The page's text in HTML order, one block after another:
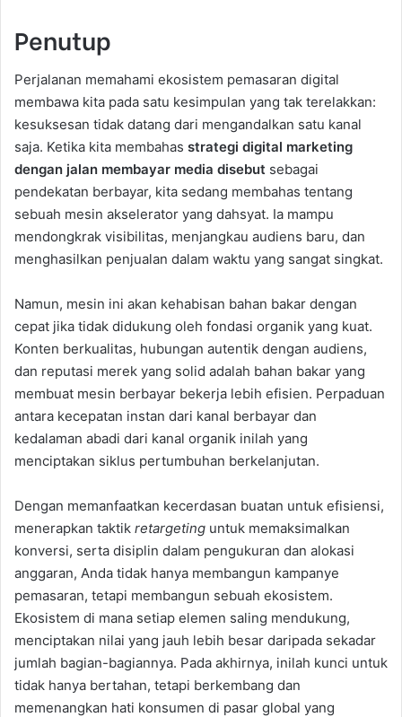
Penutup
Perjalanan memahami ekosistem pemasaran digital
membawa kita pada satu kesimpulan yang tak terelakkan:
kesuksesan tidak datang dari mengandalkan satu kanal
saja. Ketika kita membahas strategi digital marketing
dengan jalan membayar media disebut sebagai
pendekatan berbayar, kita sedang membahas tentang
sebuah mesin akselerator yang dahsyat. Ia mampu
mendongkrak visibilitas, menjangkau audiens baru, dan
menghasilkan penjualan dalam waktu yang sangat singkat.
Namun, mesin ini akan kehabisan bahan bakar dengan
cepat jika tidak didukung oleh fondasi organik yang kuat.
Konten berkualitas, hubungan autentik dengan audiens,
dan reputasi merek yang solid adalah bahan bakar yang
membuat mesin berbayar bekerja lebih efisien. Perpaduan
antara kecepatan instan dari kanal berbayar dan
kedalaman abadi dari kanal organik inilah yang
menciptakan siklus pertumbuhan berkelanjutan.
Dengan memanfaatkan kecerdasan buatan untuk efisiensi,
menerapkan taktik retargeting untuk memaksimalkan
konversi, serta disiplin dalam pengukuran dan alokasi
anggaran, Anda tidak hanya membangun kampanye
pemasaran, tetapi membangun sebuah ekosistem.
Ekosistem di mana setiap elemen saling mendukung,
menciptakan nilai yang jauh lebih besar daripada sekadar
jumlah bagian-bagiannya. Pada akhirnya, inilah kunci untuk
tidak hanya bertahan, tetapi berkembang dan
memenangkan hati konsumen di pasar global yang